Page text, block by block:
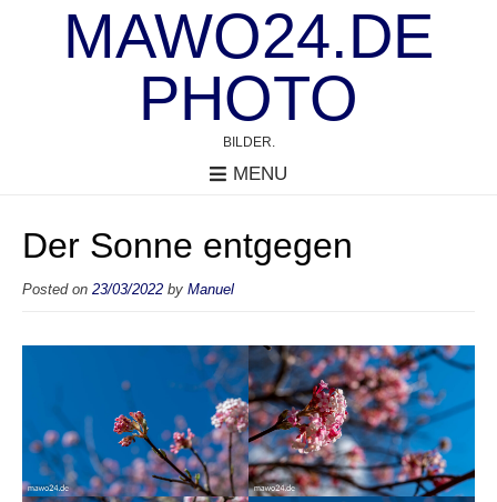
MAWO24.DE
PHOTO
BILDER.
MENU
Der Sonne entgegen
Posted on 23/03/2022 by Manuel